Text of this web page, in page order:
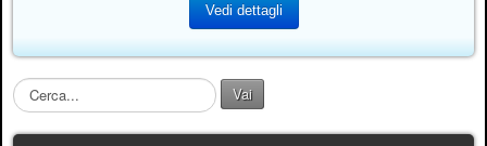
Vedi dettagli
C
e
r
Vai